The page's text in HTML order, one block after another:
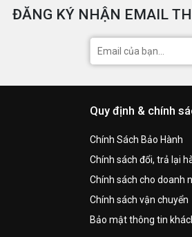
ĐĂNG KÝ NHẬN EMAIL
Quy định & chính
Chính Sách Bảo Hành
Chính sách đổi, trả lại
Chính sách cho doanh
Chính sách vận chuyển
Bảo mật thông tin